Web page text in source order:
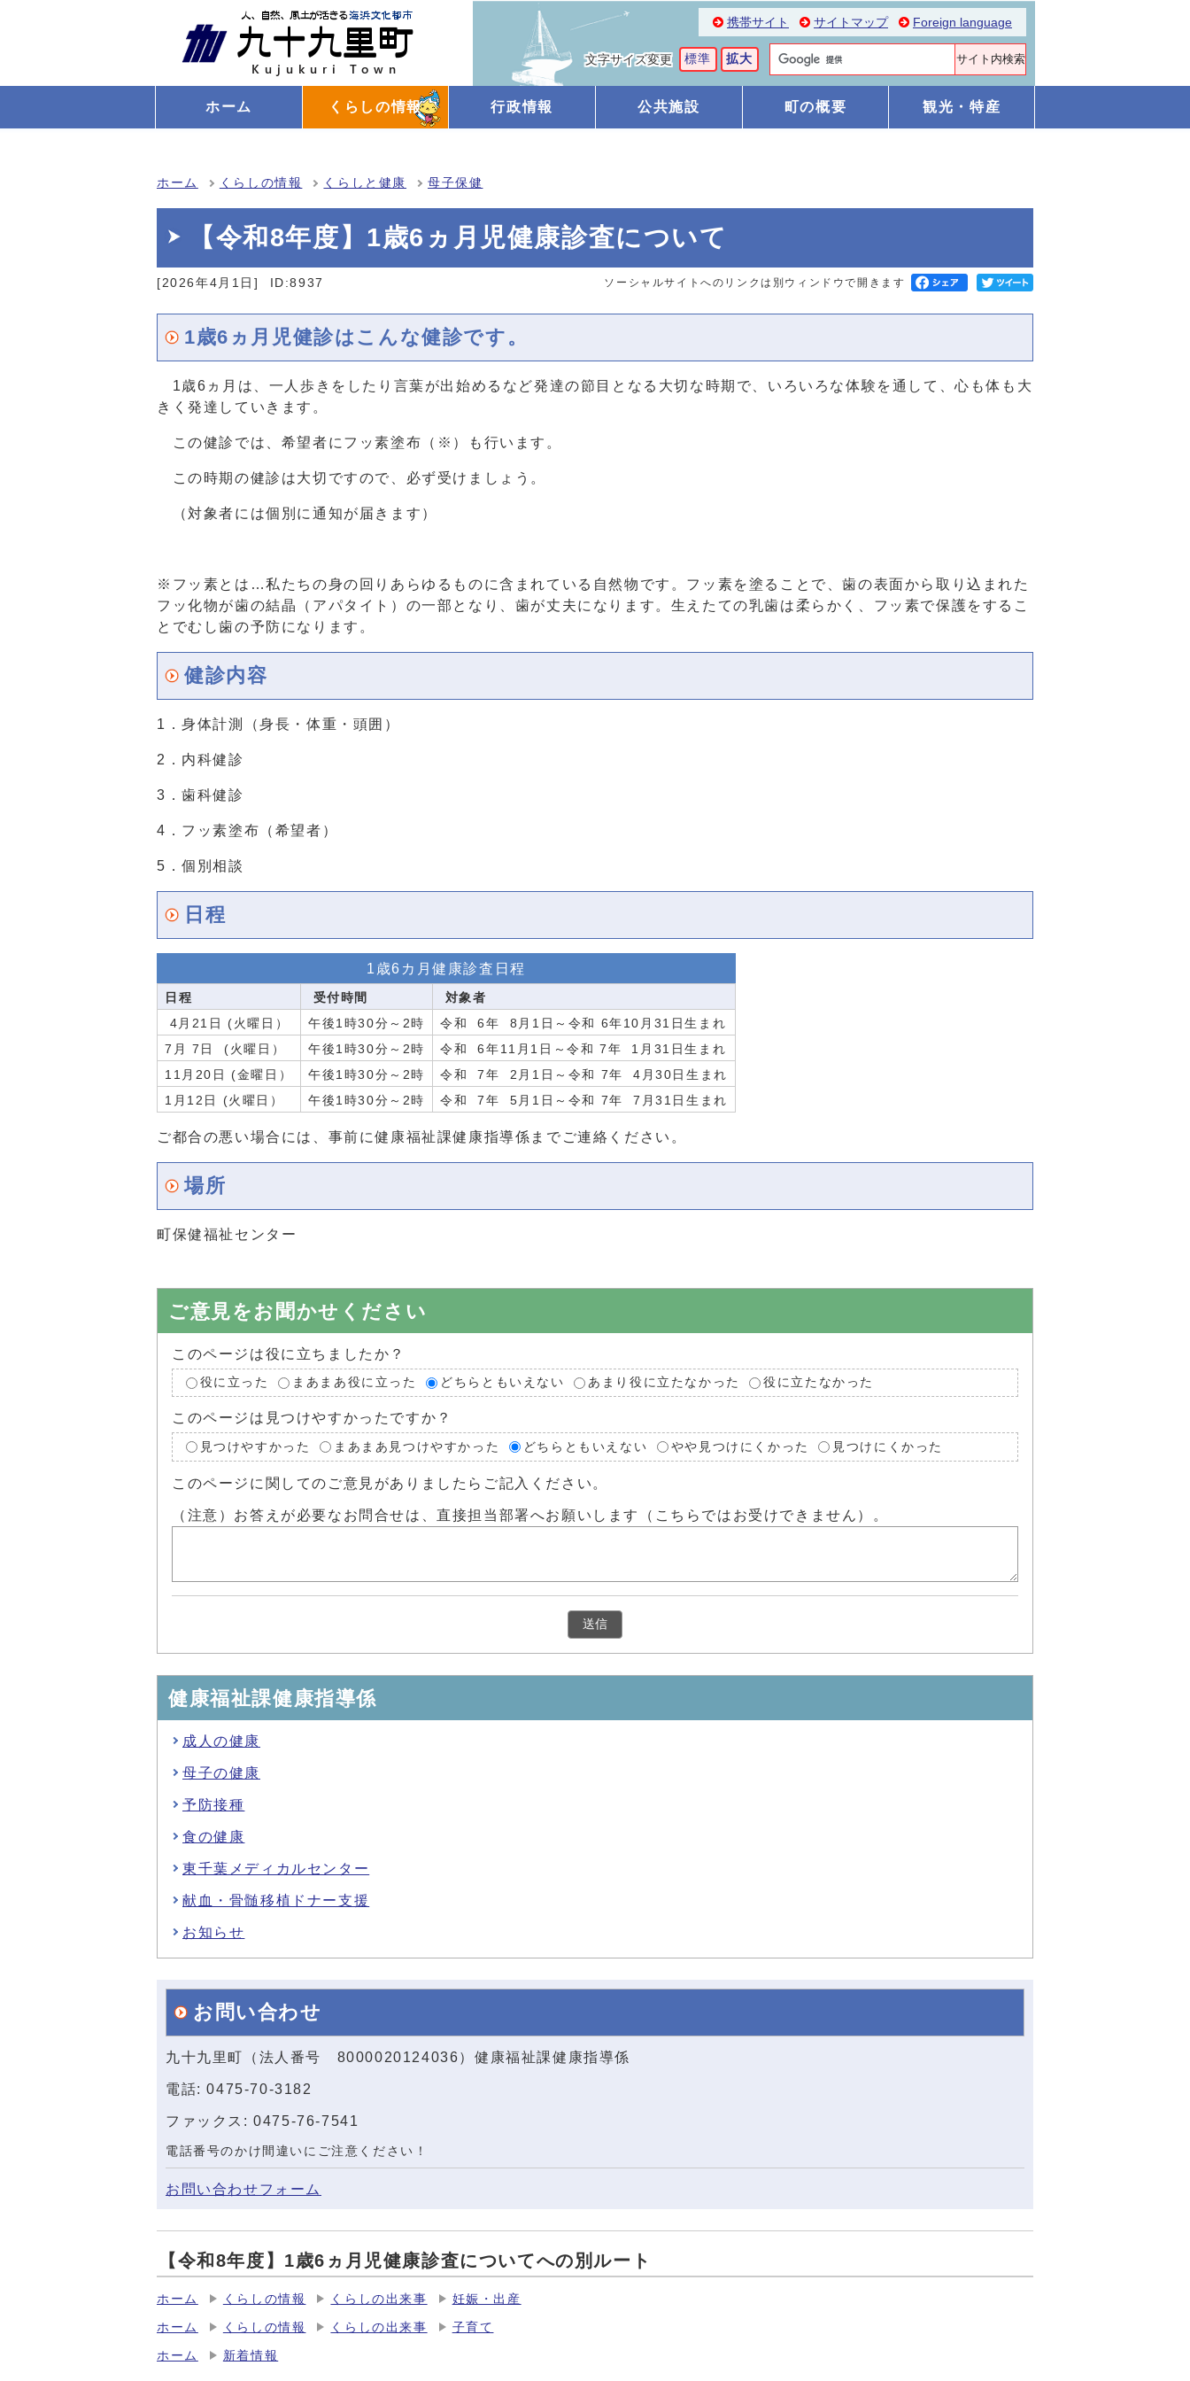
携帯サイト サイトマップ Foreign language
文字サイズ変更 標準 拡大
ホーム くらしの情報 行政情報 公共施設 町の概要 観光・特産
ホーム くらしの情報 くらしと健康 母子保健
【令和8年度】1歳6ヵ月児健康診査について
[2026年4月1日] ID:8937 ソーシャルサイトへのリンクは別ウィンドウで開きます
1歳6ヵ月児健診はこんな健診です。
1歳6ヵ月は、一人歩きをしたり言葉が出始めるなど発達の節目となる大切な時期で、いろいろな体験を通して、心も体も大
きく発達していきます。
この健診では、希望者にフッ素塗布（※）も行います。
この時期の健診は大切ですので、必ず受けましょう。
（対象者には個別に通知が届きます）
※フッ素とは…私たちの身の回りあらゆるものに含まれている自然物です。フッ素を塗ることで、歯の表面から取り込まれた
フッ化物が歯の結晶（アパタイト）の一部となり、歯が丈夫になります。生えたての乳歯は柔らかく、フッ素で保護をするこ
とでむし歯の予防になります。
健診内容
1．身体計測（身長・体重・頭囲）
2．内科健診
3．歯科健診
4．フッ素塗布（希望者）
5．個別相談
日程
1歳6カ月健康診査日程
日程 受付時間
対象者
4月21日 (火曜日）
午後1時30分～2時
令和 6年 8月1日～令和 6年10月31日生まれ
7月 7日 (火曜日）
午後1時30分～2時
令和 6年11月1日～令和 7年 1月31日生まれ
11月20日 (金曜日）
午後1時30分～2時
令和 7年 2月1日～令和 7年 4月30日生まれ
1月12日 (火曜日）
午後1時30分～2時 令和 7年 5月1日～令和 7年 7月31日生まれ
ご都合の悪い場合には、事前に健康福祉課健康指導係までご連絡ください。
場所
町保健福祉センター
ご意見をお聞かせください
このページは役に立ちましたか？
役に立った まあまあ役に立った どちらともいえない あまり役に立たなかった 役に立たなかった
このページは見つけやすかったですか？
見つけやすかった まあまあ見つけやすかった どちらともいえない やや見つけにくかった 見つけにくかった
このページに関してのご意見がありましたらご記入ください。
（注意）お答えが必要なお問合せは、直接担当部署へお願いします（こちらではお受けできません）。
健康福祉課健康指導係
成人の健康
母子の健康
予防接種
食の健康
東千葉メディカルセンター
献血・骨髄移植ドナー支援
お知らせ
お問い合わせ
九十九里町（法人番号 8000020124036）健康福祉課健康指導係
電話: 0475-70-3182
ファックス: 0475-76-7541
電話番号のかけ間違いにご注意ください！
お問い合わせフォーム
【令和8年度】1歳6ヵ月児健康診査についてへの別ルート
ホーム くらしの情報 くらしの出来事 妊娠・出産
ホーム くらしの情報 くらしの出来事 子育て
ホーム 新着情報